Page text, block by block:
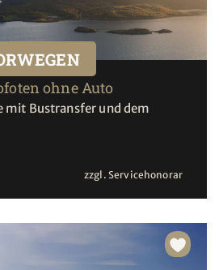
ohne Auto
mit Bustransfer und dem
zzgl. Servicehonorar